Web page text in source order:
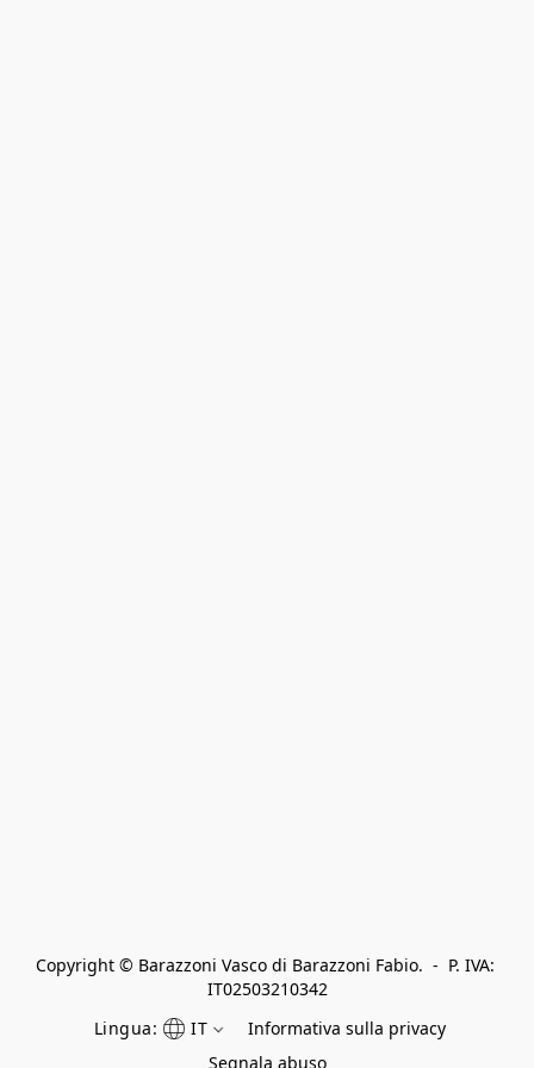
Copyright © Barazzoni Vasco di Barazzoni Fabio.  -  P. IVA:
IT02503210342
Lingua:
IT
Informativa sulla privacy
Segnala abuso